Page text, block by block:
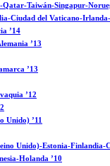
Taiwán-Singapur-
Ciudad del Vaticano-
’14
’13
’13
’12
Unido) ’11
Unido)-Estonia-Finlandia-
Holanda ’10